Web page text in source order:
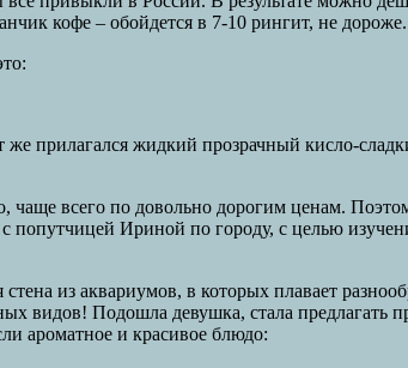
кофе – обойдется в 7-10 рингит, не дороже.
прилагался жидкий прозрачный кисло-
всего по довольно дорогим ценам.
попутчицей Ириной по городу, с целью
из аквариумов, в которых плавает
видов! Подошла девушка, стала предлагать
ароматное и красивое блюдо: